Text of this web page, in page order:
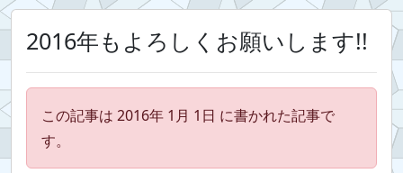
2016年もよろしくお願いします!!
この記事は 2016年 1月 1日 に書かれた記事で
す。